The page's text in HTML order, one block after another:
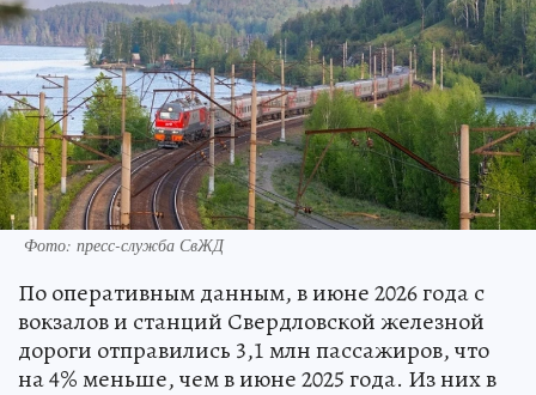
Фото: пресс-служба СвЖД
По оперативным данным, в июне 2026 года с
вокзалов и станций Свердловской железной
дороги отправились 3,1 млн пассажиров, что
на 4% меньше, чем в июне 2025 года. Из них в